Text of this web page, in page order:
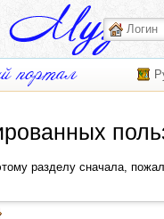
разделу сначала,